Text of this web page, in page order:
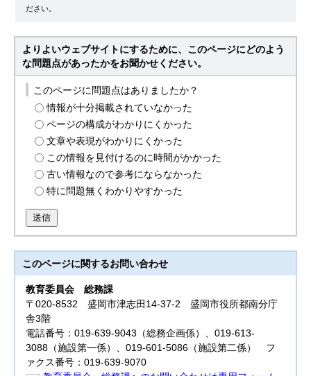
ださい。
よりよいウェブサイトにするために、このページにどのよう
な問題点があったかをお聞かせください。
このページに問題点はありましたか？
情報が十分掲載されていなかった
ページの構成がわかりにくかった
文章や表現がわかりにくかった
この情報を見付けるのに時間がかかった
古い情報なので参考にならなかった
特に問題無くわかりやすかった
送信
このページに関するお問い合わせ
教育委員会総務課
〒020-8532 盛岡市津志田14-37-2 盛岡市役所都南分庁
舎3階
電話番号：019-639-9043（総務企画係）、019-613-
3088（施設第一係）、019-601-5086（施設第二係） フ
ァクス番号：019-639-9070